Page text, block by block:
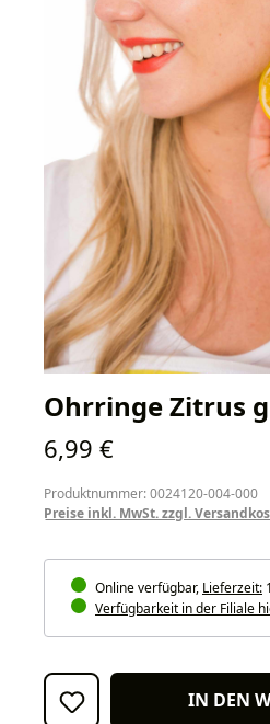
Ohrringe Zitrus
Regulärer Preis:
6,99 €
Produktnummer: 0024120-004-000
Preise inkl. MwSt. zzgl.
Online verfügbar, Lieferzeit:
Verfügbarkeit in der Filiale
IN DEN